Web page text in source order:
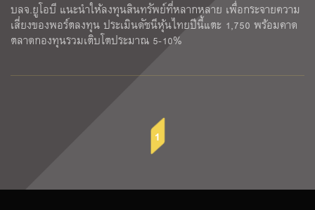
บลจ.ยูโอบี แนะนำให้ลงทุนสินทรัพย์ที่หลากหลาย เพื่อกระจายความ
เสี่ยงของพอร์ตลงทุน ประเมินดัชนีหุ้นไทยปีนี้แตะ 1,750 พร้อมคาด
ตลาดกองทุนรวมเติบโตประมาณ 5-10%
1